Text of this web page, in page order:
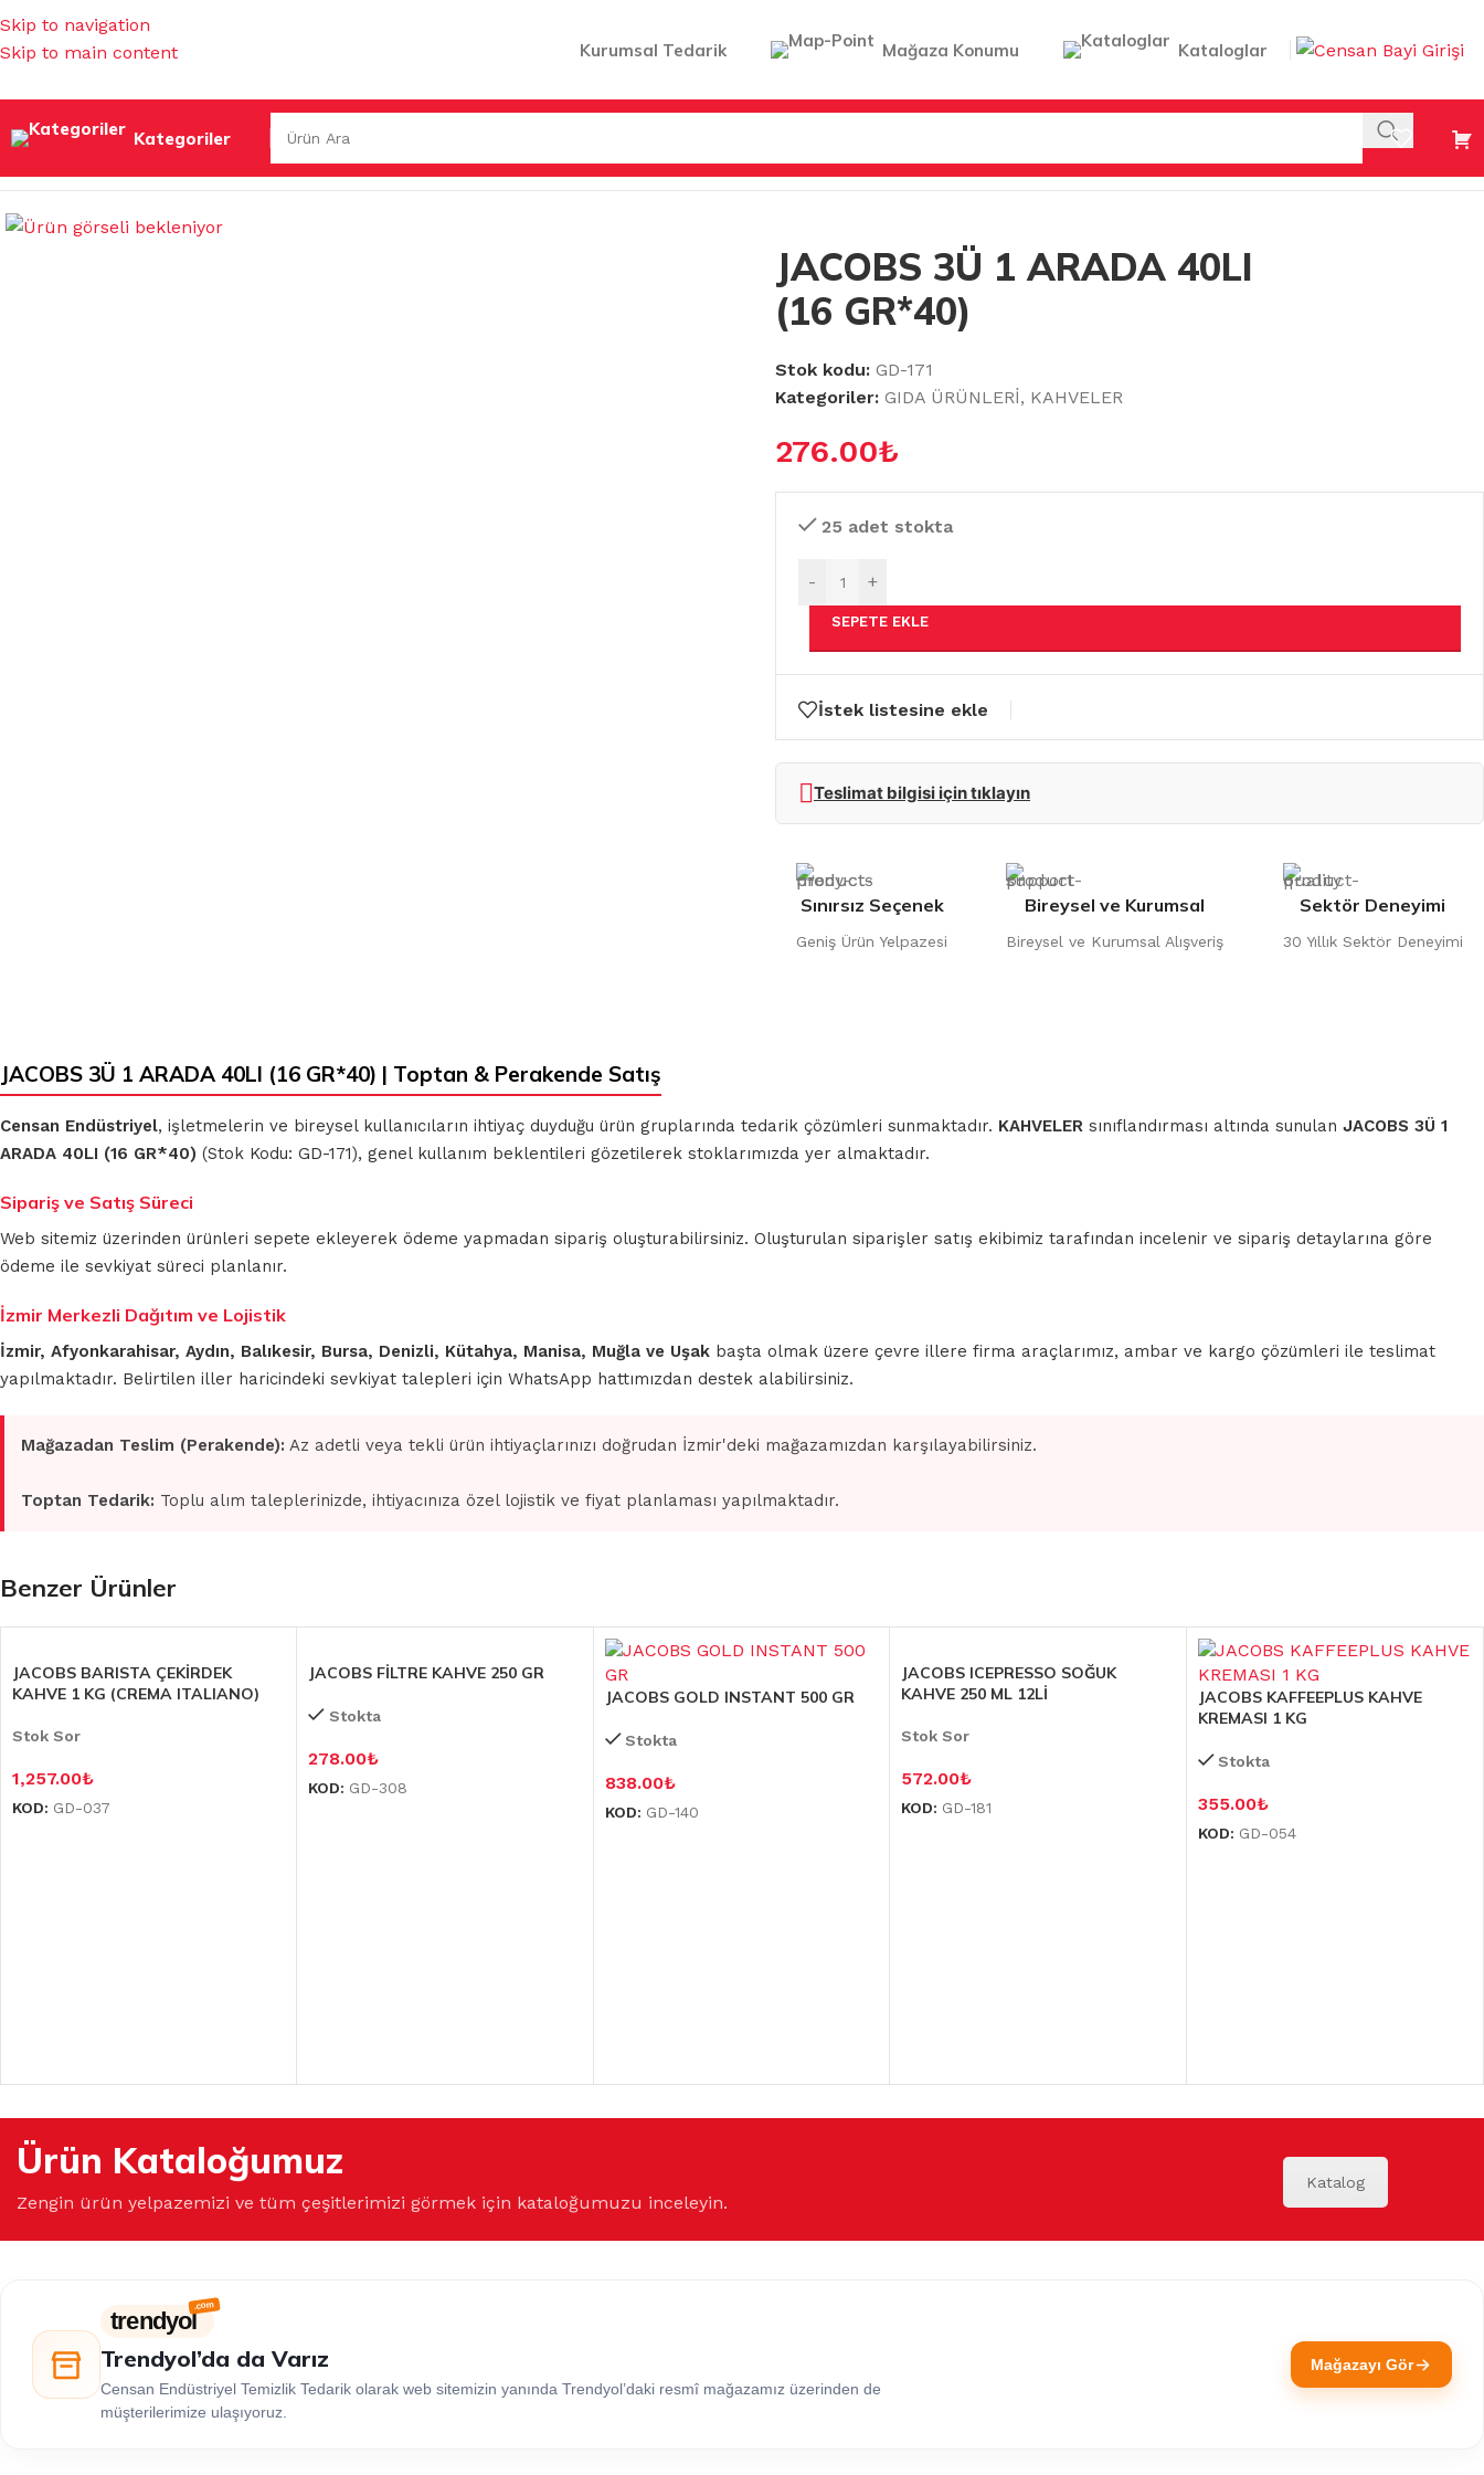
Skip to navigation
Skip to main content
Kurumsal Tedarik Mağaza Konumu Kataloglar
Kategoriler
BEZLER
MUHTELİF
TEMİZLİK
BEZLERİ
TEMİZLİK
BEZLERİ
MİKROFİBER
OTO GRUBU
KAHVELER/JACOBS 3Ü 1 ARADA 40LI (16 GR*40)
JACOBS 3Ü 1 ARADA 40LI
(16 GR*40)
Stok kodu: GD-171
Kategoriler: GIDA ÜRÜNLERİ, KAHVELER
276.00₺
25 adet stokta
- +
SEPETE EKLE
İstek listesine ekle
Teslimat bilgisi için tıklayın
Sınırsız Seçenek
Geniş Ürün Yelpazesi
Bireysel ve Kurumsal
Bireysel ve Kurumsal Alışveriş
Sektör Deneyimi
30 Yıllık Sektör Deneyimi
JACOBS 3Ü 1 ARADA 40LI (16 GR*40) | Toptan & Perakende Satış
Censan Endüstriyel, işletmelerin ve bireysel kullanıcıların ihtiyaç duyduğu ürün gruplarında tedarik çözümleri sunmaktadır. KAHVELER sınıflandırması altında sunulan JACOBS 3Ü 1
ARADA 40LI (16 GR*40) (Stok Kodu: GD-171), genel kullanım beklentileri gözetilerek stoklarımızda yer almaktadır.
Sipariş ve Satış Süreci
Web sitemiz üzerinden ürünleri sepete ekleyerek ödeme yapmadan sipariş oluşturabilirsiniz. Oluşturulan siparişler satış ekibimiz tarafından incelenir ve sipariş detaylarına göre
ödeme ile sevkiyat süreci planlanır.
İzmir Merkezli Dağıtım ve Lojistik
İzmir, Afyonkarahisar, Aydın, Balıkesir, Bursa, Denizli, Kütahya, Manisa, Muğla ve Uşak başta olmak üzere çevre illere firma araçlarımız, ambar ve kargo çözümleri ile teslimat
yapılmaktadır. Belirtilen iller haricindeki sevkiyat talepleri için WhatsApp hattımızdan destek alabilirsiniz.
Mağazadan Teslim (Perakende): Az adetli veya tekli ürün ihtiyaçlarınızı doğrudan İzmir'deki mağazamızdan karşılayabilirsiniz.
Toptan Tedarik: Toplu alım taleplerinizde, ihtiyacınıza özel lojistik ve fiyat planlaması yapılmaktadır.
Benzer Ürünler
JACOBS BARISTA ÇEKİRDEK
KAHVE 1 KG (CREMA ITALIANO)
Stok Sor
1,257.00₺
KOD: GD-037
JACOBS FİLTRE KAHVE 250 GR
Stokta
278.00₺
KOD: GD-308
JACOBS GOLD INSTANT 500 GR
Stokta
838.00₺
KOD: GD-140
JACOBS ICEPRESSO SOĞUK
KAHVE 250 ML 12Lİ
Stok Sor
572.00₺
KOD: GD-181
JACOBS KAFFEEPLUS KAHVE
KREMASI 1 KG
Stokta
355.00₺
KOD: GD-054
Ürün Kataloğumuz
Zengin ürün yelpazemizi ve tüm çeşitlerimizi görmek için kataloğumuzu inceleyin.
Katalog
trendyol
Trendyol’da da Varız
Censan Endüstriyel Temizlik Tedarik olarak web sitemizin yanında Trendyol’daki resmî mağazamız üzerinden de
müşterilerimize ulaşıyoruz.
Mağazayı Gör